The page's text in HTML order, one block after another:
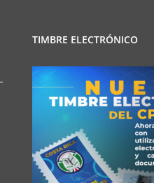
TIMBRE ELECTRÓNICO